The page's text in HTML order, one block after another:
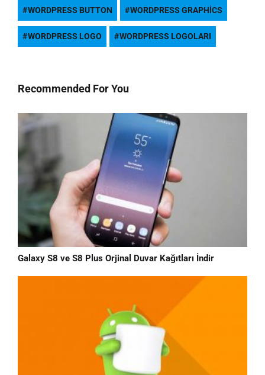
WORDPRESS BUTTON WORDPRESS GRAPHICS
WORDPRESS LOGO WORDPRESS LOGOLARI
Recommended For You
Galaxy S8 ve S8 Plus Orjinal Duvar Kağıtları İndir